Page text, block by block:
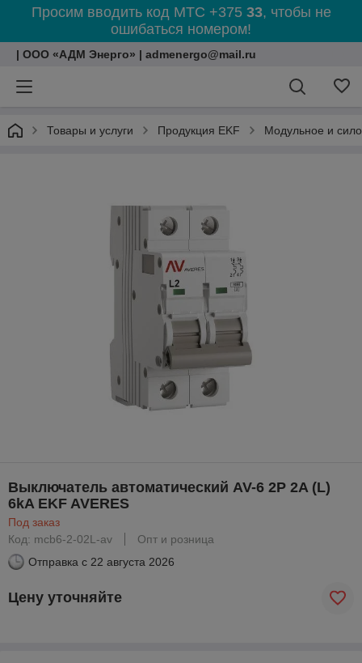
Просим вводить код МТС +375 33, чтобы не
ошибаться номером!
| ООО «АДМ Энерго» | admenergo@mail.ru
Товары и услуги Продукция EKF Модульное и
Выключатель автоматический AV-6 2P 2A (L)
6kA EKF AVERES
Под заказ
Код: mcb6-2-02L-av
Опт и розница
Отправка с 22 августа 2026
Цену уточняйте